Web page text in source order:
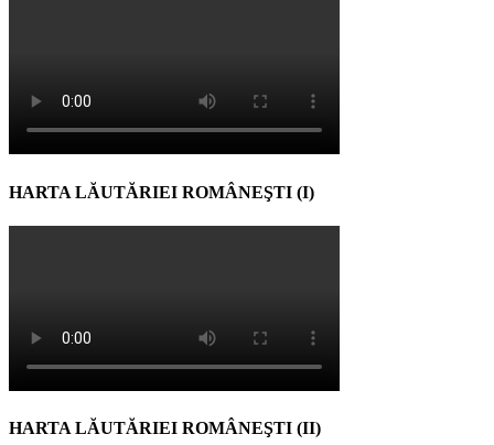
HARTA LĂUTĂRIEI ROMÂNEŞTI (I)
HARTA LĂUTĂRIEI ROMÂNEŞTI (II)